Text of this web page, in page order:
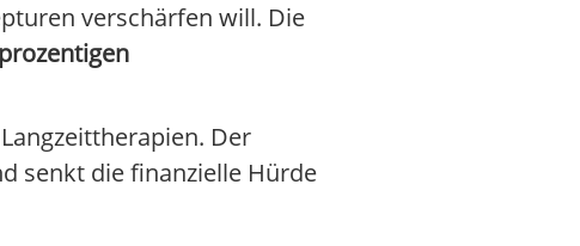
verschärfen will. Die
Der
senkt die finanzielle Hürde